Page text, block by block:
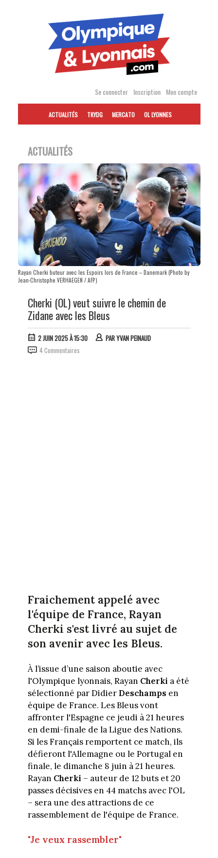
Se connecter Inscription Mon compte
ACTUALITÉS TKYDG MERCATO OL LYONNES
ACTUALITÉS
Rayan Cherki buteur avec les Espoirs lors de France – Danemark (Photo by
Jean-Christophe VERHAEGEN / AFP)
Cherki (OL) veut suivre le chemin de
Zidane avec les Bleus
2 JUIN 2025 À 15:30 PARYVAN PEINAUD
4 Commentaires
Fraichement appelé avec
l'équipe de France, Rayan
Cherki s'est livré au sujet de
son avenir avec les Bleus.
À l’issue d’une saison aboutie avec
l'Olympique lyonnais, Rayan Cherki a été
sélectionné par Didier Deschamps en
équipe de France. Les Bleus vont
affronter l'Espagne ce jeudi à 21 heures
en demi-finale de la Ligue des Nations.
Si les Français remportent ce match, ils
défieront l'Allemagne ou le Portugal en
finale, le dimanche 8 juin à 21 heures.
Rayan Cherki – auteur de 12 buts et 20
passes décisives en 44 matchs avec l'OL
– sera une des attractions de ce
rassemblement de l'équipe de France.
"Je veux rassembler"